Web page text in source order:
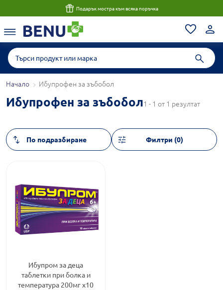
Подарък мостра към всяка поръчка
Начало Ибупрофен за зъбобол
Ибупрофен за зъбобол1 - 1 от 1 резултат
Филтри (0)
Ибупром за деца
таблетки при болка и
температура 200мг х10